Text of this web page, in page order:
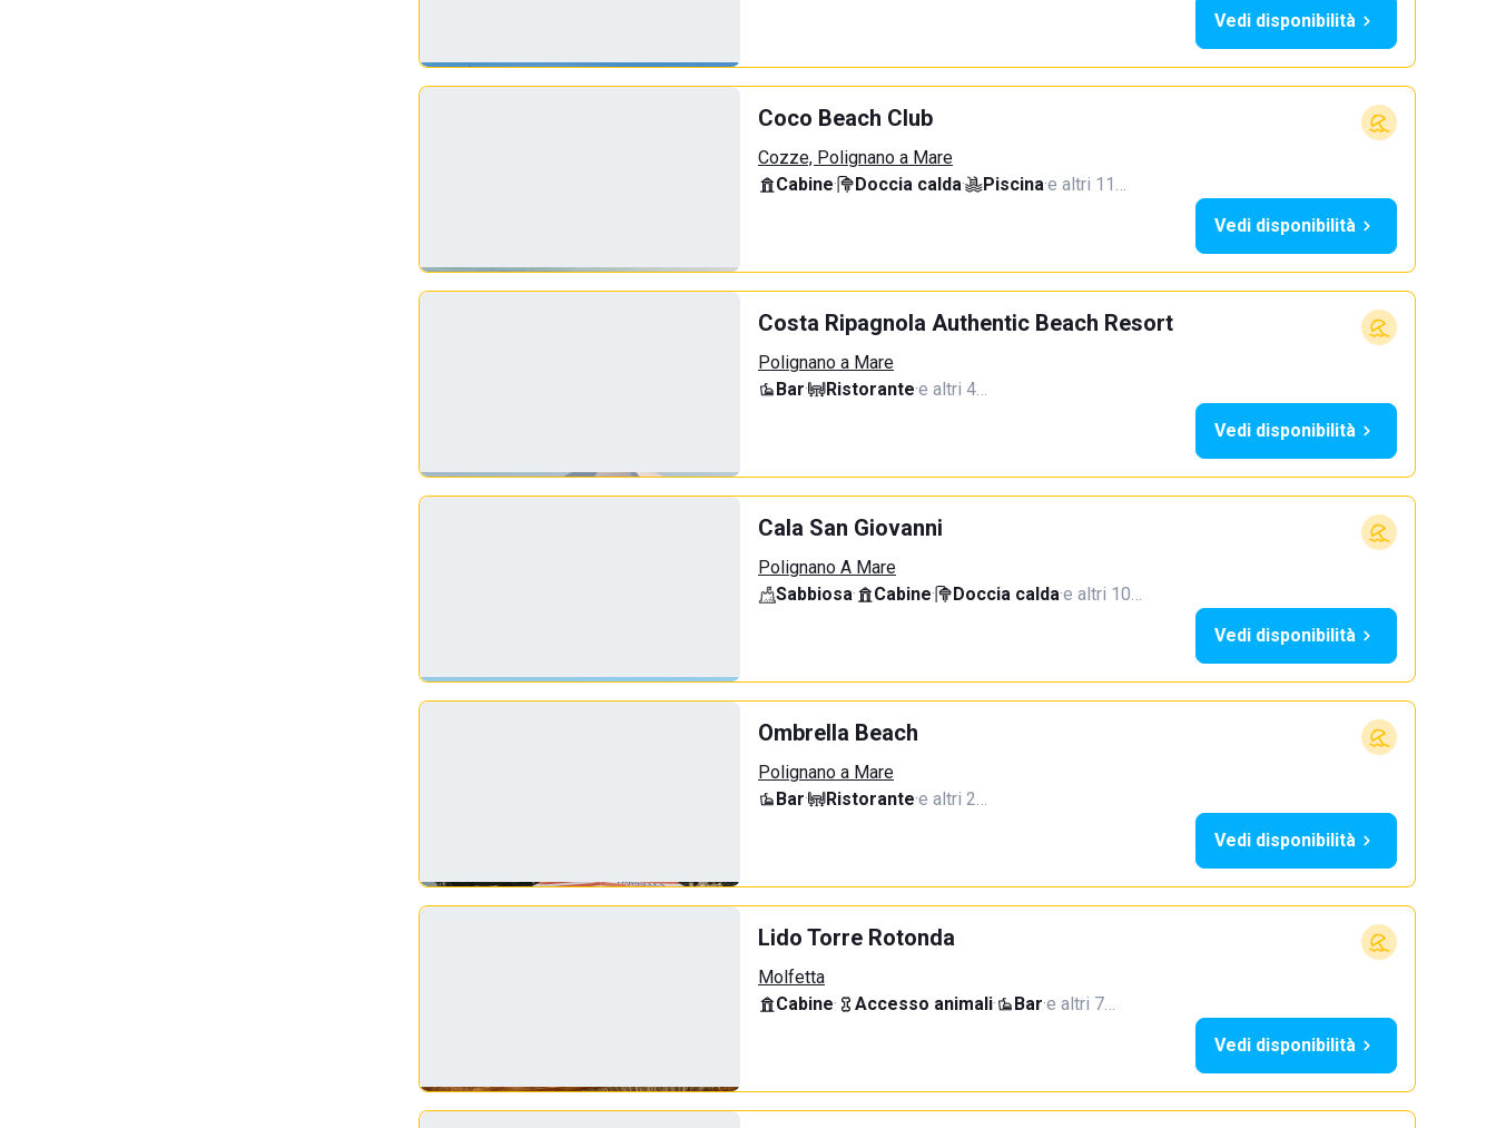
Vedi disponibilità
Coco Beach Club
Cozze, Polignano a Mare
Cabine· Doccia calda· Piscina·e altri 11…
Vedi disponibilità
Costa Ripagnola Authentic Beach Resort
Polignano a Mare
Bar· Ristorante·e altri 4…
Vedi disponibilità
Cala San Giovanni
Polignano A Mare
Sabbiosa· Cabine· Doccia calda·e altri 10…
Vedi disponibilità
Ombrella Beach
Polignano a Mare
Bar· Ristorante·e altri 2…
Vedi disponibilità
Lido Torre Rotonda
Molfetta
Cabine· Accesso animali· Bar·e altri 7…
Vedi disponibilità